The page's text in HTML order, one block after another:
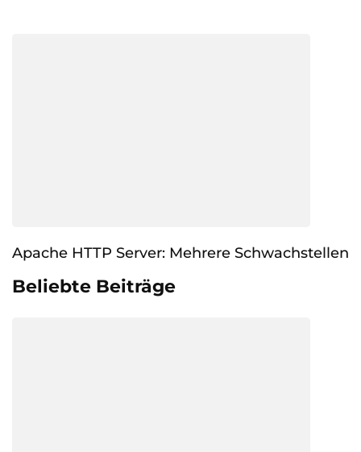
Apache HTTP Server: Mehrere Schwachstellen
Beliebte Beiträge